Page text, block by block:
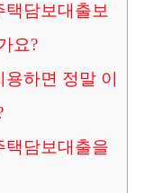
택담보대출보
요?
하면 정말 이
택담보대출을